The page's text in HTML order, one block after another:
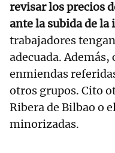
revisar los precios
ante la subida de
trabajadores
adecuada.
enmiendas
otros grupos. Cito
Ribera de Bilbao o
minorizadas.